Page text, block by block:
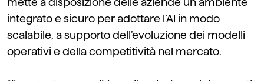
integrato e sicuro per adottare l’AI in modo
scalabile, a supporto dell’evoluzione dei modelli
operativi e della competitività nel mercato.